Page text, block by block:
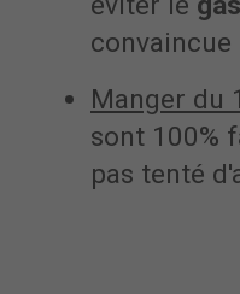
convaincue
Manger du
sont 100%
pas tenté